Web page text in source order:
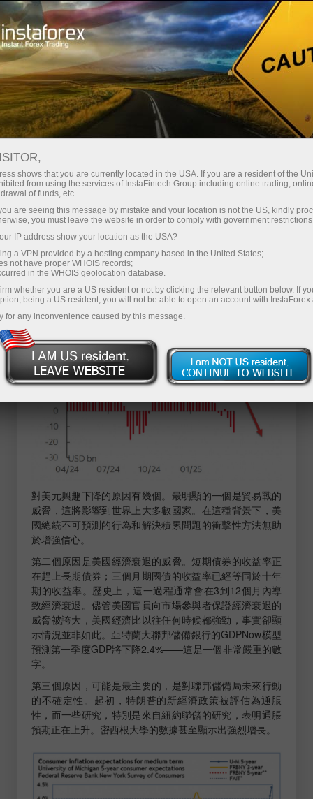
对于交易者 外汇分析
Fundamental analysis
29.04.2025 12:54 AM
美元持續拋售，前景依然疲弱
根據最新的 CFTC 報告顯示，美國美元期貨預示其前景進
一步惡化。在報告週期間，美元的淨空頭頭寸增加了 39
億美元，達到 140 億美元。針對歐元的頭寸幾乎沒有變
化，而在其他貨幣中，拋棄美元的趨勢持續發展。
對美元興趣下降的原因有幾個。最明顯的一個是貿易戰的
威脅，這將影響到世界上大多數國家。在這種背景下，美
國總統不可預測的行為和解決積累問題的衝擊性方法無助
於增強信心。
第二個原因是美國經濟衰退的威脅。短期債券的收益率正
在趕上長期債券；三個月期國債的收益率已經等同於十年
期的收益率。歷史上，這一過程通常會在3到12個月內導
致經濟衰退。儘管美國官員向市場參與者保證經濟衰退的
威脅被誇大，美國經濟比以往任何時候都強勁，事實卻顯
示情況並非如此。亞特蘭大聯邦儲備銀行的GDPNow模型
預測第一季度GDP將下降2.4%——這是一個非常嚴重的數
字。
第三個原因，可能是最主要的，是對聯邦儲備局未來行動
的不確定性。起初，特朗普的新經濟政策被評估為通脹
性，而一些研究，特別是來自紐約聯儲的研究，表明通脹
預期正在上升。密西根大學的數據甚至顯示出強烈增長。
shows that you are currently located in the USA. If you are a resident of the
from using the services of InstaFintech Group including online trading,
of funds, etc.
are seeing this message by mistake and your location is not the US, kindly
you must leave the website in order to comply with government
IP address show your location as the USA?
a VPN provided by a hosting company based in the United States;
not have proper WHOIS records;
in the WHOIS geolocation database.
whether you are a US resident or not by clicking the relevant button below. If
being a US resident, you will not be able to open an account with InstaForex
for any inconvenience caused by this message.